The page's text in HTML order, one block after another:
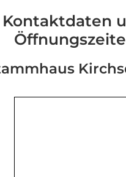
Kontaktdaten